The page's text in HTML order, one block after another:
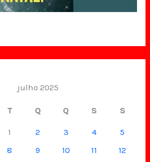
julho 2025
T Q Q S S
1 2 3 4
5
8 9 10 11
12